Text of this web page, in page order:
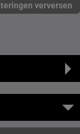
verversen